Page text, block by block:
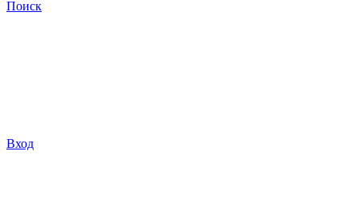
Поиск
Вход